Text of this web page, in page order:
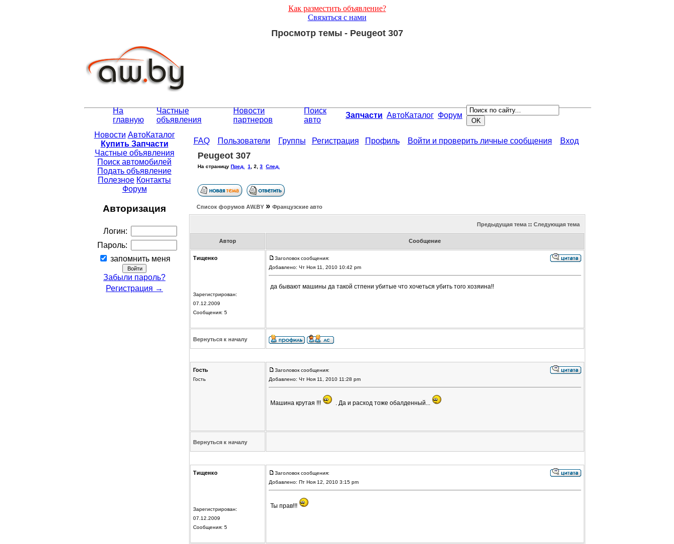
Как разместить объявление?
Связаться с нами
Просмотр темы - Peugeot 307
На
главную
Частные
объявления
Новости
партнеров
Поиск
авто
Запчасти АвтоКаталог Форум
Новости АвтоКаталог
Купить Запчасти
Частные объявления
Поиск автомобилей
Подать объявление
Полезное Контакты
Форум
Авторизация
Логин:
Пароль:
запомнить меня
Забыли пароль?
Регистрация →
FAQ Пользователи Группы Регистрация Профиль Войти и проверить личные сообщения Вход
Peugeot 307
На страницу Пред. 1 2 3 След.
Список форумов АW.BY» Французские авто
Предыдущая тема:: Следующая тема
Автор Сообщение
Тищенко
Зарегистрирован:
07.12.2009
Сообщения: 5
Заголовок сообщения:
Добавлено: Чт Ноя 11, 2010 10:42 pm
да бывают машины да такой стпени убитые что хочеться убить того хозяина!!
Вернуться к началу
Гость
Гость
Заголовок сообщения:
Добавлено: Чт Ноя 11, 2010 11:28 pm
Машина крутая !!! . Да и расход тоже обалденный...
Вернуться к началу
Тищенко
Зарегистрирован:
07.12.2009
Сообщения: 5
Заголовок сообщения:
Добавлено: Пт Ноя 12, 2010 3:15 pm
Ты прав!!!